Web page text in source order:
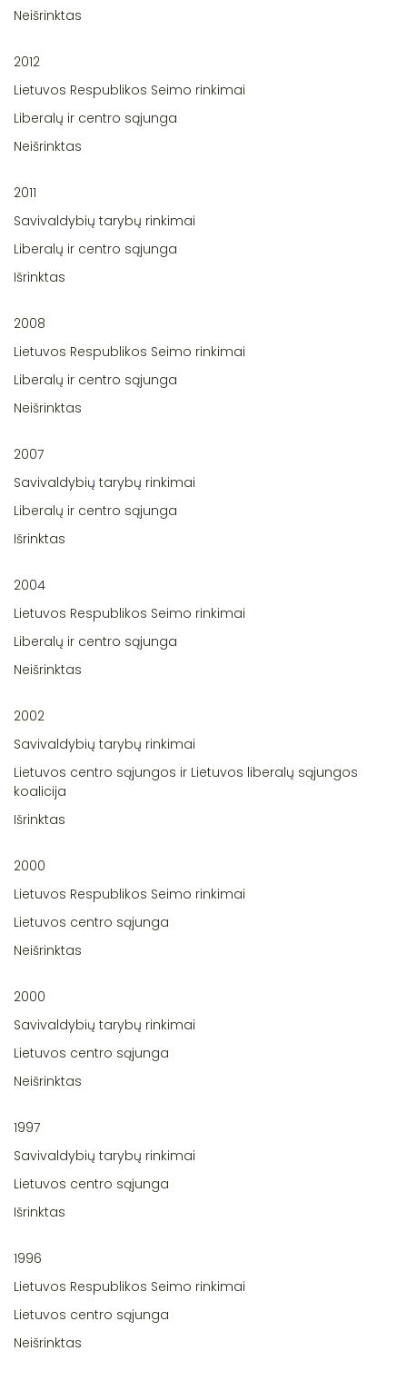
Neišrinktas
2012
Lietuvos Respublikos Seimo rinkimai
Liberalų ir centro sąjunga
Neišrinktas
2011
Savivaldybių tarybų rinkimai
Liberalų ir centro sąjunga
Išrinktas
2008
Lietuvos Respublikos Seimo rinkimai
Liberalų ir centro sąjunga
Neišrinktas
2007
Savivaldybių tarybų rinkimai
Liberalų ir centro sąjunga
Išrinktas
2004
Lietuvos Respublikos Seimo rinkimai
Liberalų ir centro sąjunga
Neišrinktas
2002
Savivaldybių tarybų rinkimai
Lietuvos centro sąjungos ir Lietuvos liberalų sąjungos
koalicija
Išrinktas
2000
Lietuvos Respublikos Seimo rinkimai
Lietuvos centro sąjunga
Neišrinktas
2000
Savivaldybių tarybų rinkimai
Lietuvos centro sąjunga
Neišrinktas
1997
Savivaldybių tarybų rinkimai
Lietuvos centro sąjunga
Išrinktas
1996
Lietuvos Respublikos Seimo rinkimai
Lietuvos centro sąjunga
Neišrinktas